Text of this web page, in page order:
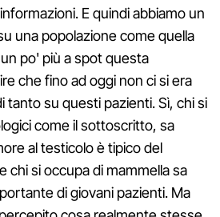
E quindi abbiamo un
una popolazione come quella
po' più a spot questa
che fino ad oggi non ci si era
tanto su questi pazienti. Sì, chi si
come il sottoscritto, sa
al testicolo è tipico del
chi si occupa di mammella sa
di giovani pazienti. Ma